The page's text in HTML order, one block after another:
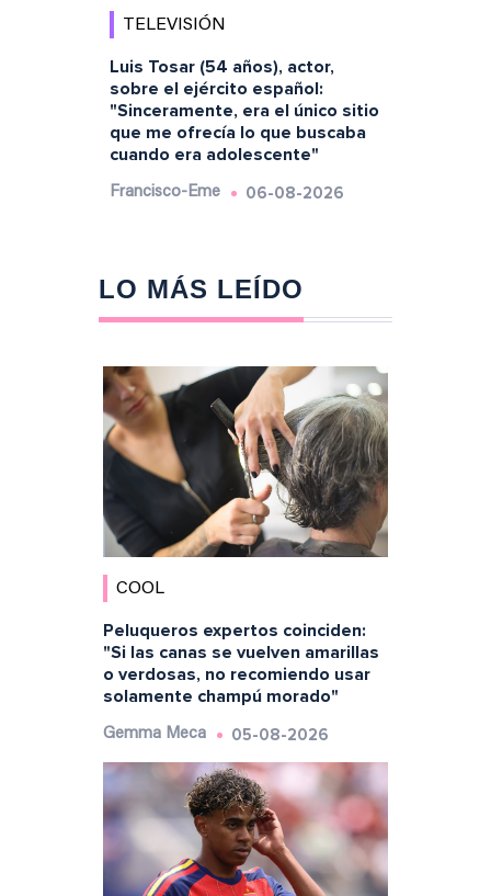
TELEVISIÓN
Luis Tosar (54 años), actor,
sobre el ejército español:
"Sinceramente, era el único sitio
que me ofrecía lo que buscaba
cuando era adolescente"
Francisco-Eme 06-08-2026
LO MÁS LEÍDO
COOL
Peluqueros expertos coinciden:
"Si las canas se vuelven amarillas
o verdosas, no recomiendo usar
solamente champú morado"
Gemma Meca 05-08-2026